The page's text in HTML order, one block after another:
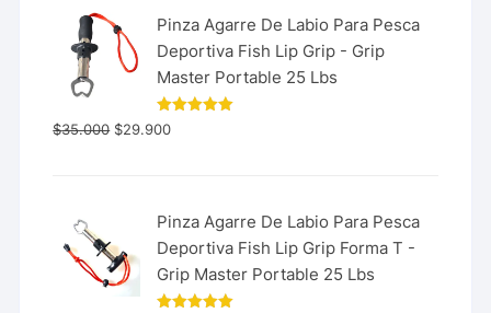
Pinza Agarre De Labio Para Pesca
Deportiva Fish Lip Grip - Grip
Master Portable 25 Lbs
Valorado
con
$35.000 $29.900
Pinza Agarre De Labio Para Pesca
Deportiva Fish Lip Grip Forma T -
Grip Master Portable 25 Lbs